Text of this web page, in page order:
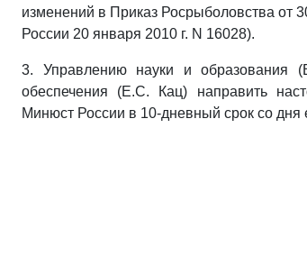
изменений в Приказ Росрыболовства от
России 20 января 2010 г. N 16028).
3. Управлению науки и образования
обеспечения (Е.С. Кац) направить
Минюст России в 10-дневный срок со дня